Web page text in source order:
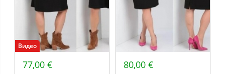
Видео
77,00 € 80,00 €